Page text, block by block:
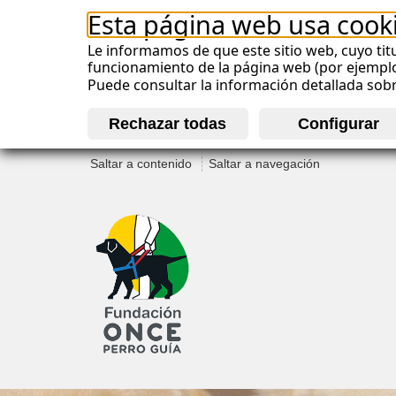
Esta página web usa
Le informamos de que este sitio web, cuyo
funcionamiento de la página web (por
Puede consultar la información detallada
Saltar a contenido Saltar a navegación